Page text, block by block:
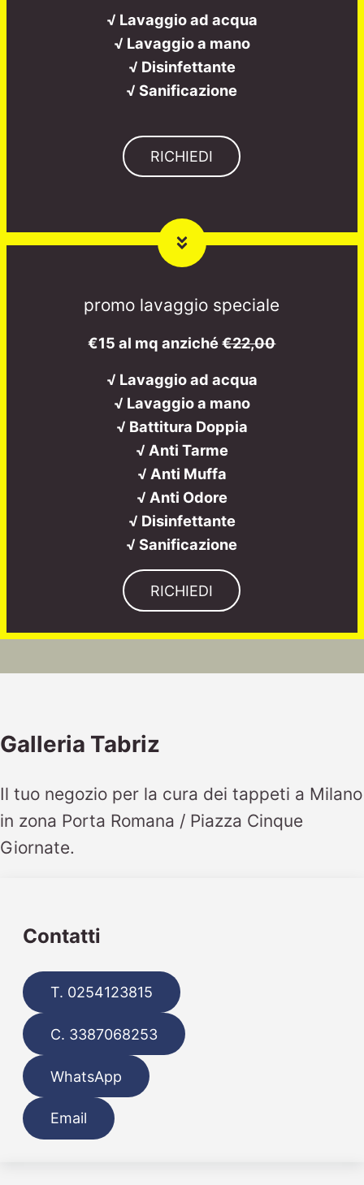
√ Lavaggio ad acqua
√ Lavaggio a mano
√ Disinfettante
√ Sanificazione
RICHIEDI
promo lavaggio speciale
€15 al mq anziché€22,00
√ Lavaggio ad acqua
√ Lavaggio a mano
√ Battitura Doppia
√ Anti Tarme
√ Anti Muffa
√ Anti Odore
√ Disinfettante
√ Sanificazione
RICHIEDI
Galleria Tabriz
Il tuo negozio per la cura dei tappeti a Milano
in zona Porta Romana / Piazza Cinque
Giornate.
Contatti
T. 0254123815
C. 3387068253
WhatsApp
Email